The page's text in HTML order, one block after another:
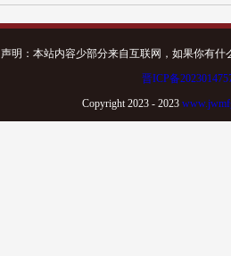
声明：本站内容少部分来自互联网，如果你有
晋ICP备
Copyright 2023 - 2023